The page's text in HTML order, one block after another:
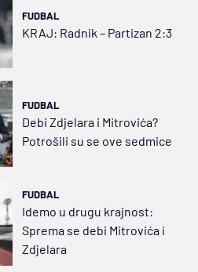
FUDBAL
KRAJ: Radnik – Partizan 2:3
FUDBAL
Debi Zdjelara i Mitrovića?
Potrošili su se ove sedmice
FUDBAL
Idemo u drugu krajnost:
Sprema se debi Mitrovića i
Zdjelara